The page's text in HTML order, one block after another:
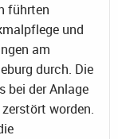
führten
und
am
durch. Die
bei der Anlage
worden.